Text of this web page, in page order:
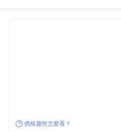
價格趨勢怎麼看？